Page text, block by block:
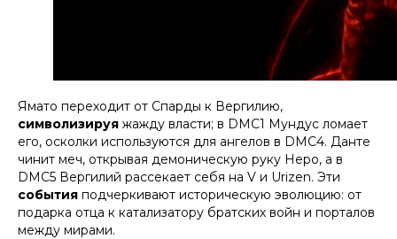
Ямато переходит от Спарды к Вергилию,
символизируя жажду власти; в DMC1 Мундус ломает
его, осколки используются для ангелов в DMC4. Данте
чинит меч, открывая демоническую руку Неро, а в
DMC5 Вергилий рассекает себя на V и Urizen. Эти
события подчеркивают историческую эволюцию: от
подарка отца к катализатору братских войн и порталов
между мирами.​